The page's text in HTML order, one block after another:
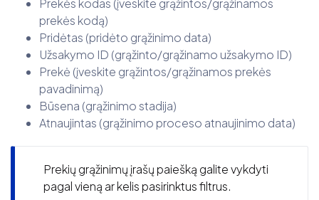
Prekės kodas (įveskite grąžintos/grąžinamos
prekės kodą)
Pridėtas (pridėto grąžinimo data)
Užsakymo ID (grąžinto/grąžinamo užsakymo ID)
Prekė (įveskite grąžintos/grąžinamos prekės
pavadinimą)
Būsena (grąžinimo stadija)
Atnaujintas (grąžinimo proceso atnaujinimo data)
Prekių grąžinimų įrašų paiešką galite vykdyti
pagal vieną ar kelis pasirinktus filtrus.